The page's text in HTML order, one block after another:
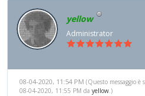
yellow
Administrator
08-04-2020, 11:54 PM (Questo messaggio
08-04-2020, 11:55 PM da yellow.)